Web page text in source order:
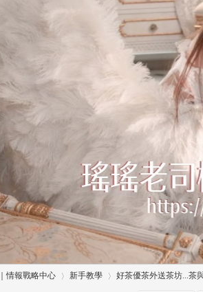
情報戰略中心 新手教學 好茶優茶外送茶坊...茶